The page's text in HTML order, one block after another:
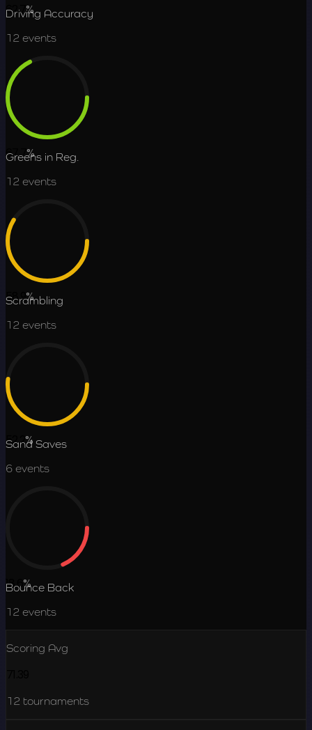
62.7%
Driving Accuracy
12 events
67.7%
Greens in Reg.
12 events
58.9%
Scrambling
12 events
52.2%
Sand Saves
6 events
18.6%
Bounce Back
12 events
Scoring Avg
12 tournaments